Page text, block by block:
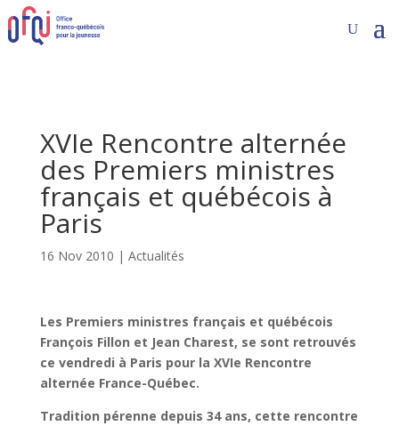
XVIe Rencontre alternée
des Premiers ministres
français et québécois à
Paris
16 Nov 2010 | Actualités
Les Premiers ministres français et québécois
François Fillon et Jean Charest, se sont retrouvés
ce vendredi à Paris pour la XVIe Rencontre
alternée France-Québec.
Tradition pérenne depuis 34 ans, cette rencontre